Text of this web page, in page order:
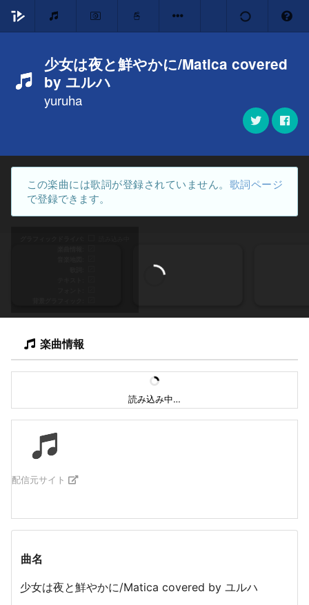
少女は夜と鮮やかに/Matica covered
by ユルハ
yuruha
この楽曲には歌詞が登録されていません。 歌詞ページ
で登録できます。
楽曲情報
読み込み中…
配信元サイト
曲名
少女は夜と鮮やかに/Matica covered by ユルハ